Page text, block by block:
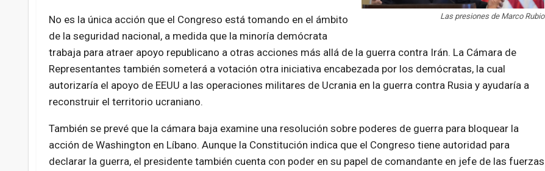
Las presiones de Marco Rubio
No es la única acción que el Congreso está tomando en el ámbito
de la seguridad nacional, a medida que la minoría demócrata
trabaja para atraer apoyo republicano a otras acciones más allá de la guerra contra Irán. La Cámara de
Representantes también someterá a votación otra iniciativa encabezada por los demócratas, la cual
autorizaría el apoyo de EEUU a las operaciones militares de Ucrania en la guerra contra Rusia y ayudaría a
reconstruir el territorio ucraniano.
También se prevé que la cámara baja examine una resolución sobre poderes de guerra para bloquear la
acción de Washington en Líbano. Aunque la Constitución indica que el Congreso tiene autoridad para
declarar la guerra, el presidente también cuenta con poder en su papel de comandante en jefe de las fuerzas